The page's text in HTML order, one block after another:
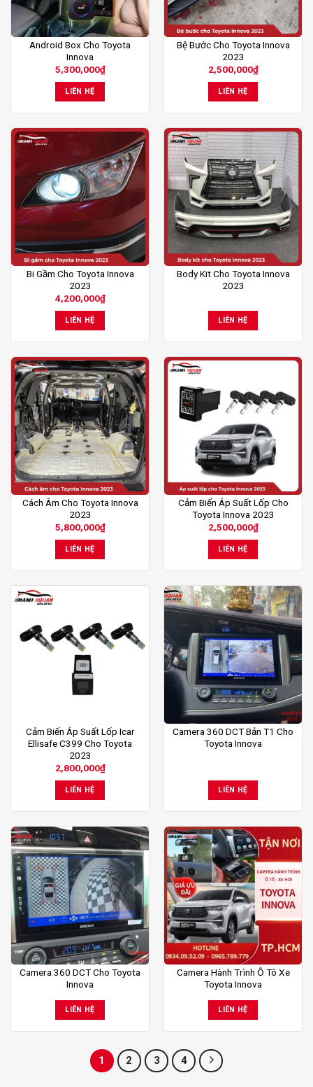
Android Box Cho Toyota
Innova
5,300,000₫
LIÊN HỆ
Bệ Bước Cho Toyota Innova
2023
2,500,000₫
LIÊN HỆ
Bi Gầm Cho Toyota Innova
2023
4,200,000₫
LIÊN HỆ
Body Kit Cho Toyota Innova
2023
LIÊN HỆ
Cách Âm Cho Toyota Innova
2023
5,800,000₫
LIÊN HỆ
Cảm Biến Áp Suất Lốp Cho
Toyota Innova 2023
2,500,000₫
LIÊN HỆ
Cảm Biến Áp Suất Lốp Icar
Ellisafe C399 Cho Toyota
2023
2,800,000₫
LIÊN HỆ
Camera 360 DCT Bản T1 Cho
Toyota Innova
LIÊN HỆ
Camera 360 DCT Cho Toyota
Innova
LIÊN HỆ
Camera Hành Trình Ô Tô Xe
Toyota Innova
LIÊN HỆ
1 2 3 4